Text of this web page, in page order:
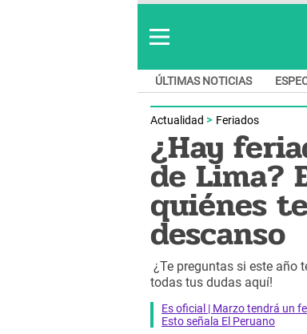
ÚLTIMAS NOTICIAS
Actualidad Feriados
¿Hay
de Lima?
quiénes
descanso
¿Te preguntas si este año
todas tus dudas aquí!
Es oficial | Marzo tendrá un
Esto señala El Peruano